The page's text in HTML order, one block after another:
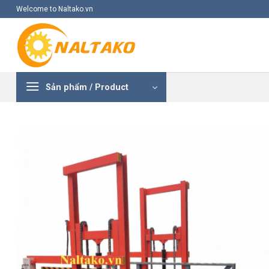
Skip
to
content
Welcome to Naltako.vn
Sản phẩm / Product